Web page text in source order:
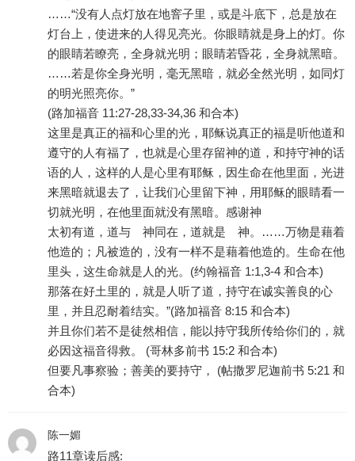
……“没有人点灯放在地窨子里，或是斗底下，总是放在
灯台上，使进来的人得见亮光。你眼睛就是身上的灯。你
的眼睛若瞭亮，全身就光明；眼睛若昏花，全身就黑暗。
……若是你全身光明，毫无黑暗，就必全然光明，如同灯
的明光照亮你。”
(路加福音 11:27-28,33-34,36 和合本)
这里是真正的福和心里的光，耶稣说真正的福是听他道和
遵守的人有福了，也就是心里存留神的道，和持守神的话
语的人，这样的人是心里有耶稣，因生命在他里面，光进
来黑暗就退去了，让我们心里留下神，用耶稣的眼睛看一
切就光明，在他里面就没有黑暗。感谢神
太初有道，道与 神同在，道就是 神。……万物是藉着
他造的；凡被造的，没有一样不是藉着他造的。生命在他
里头，这生命就是人的光。(约翰福音 1:1,3-4 和合本)
那落在好土里的，就是人听了道，持守在诚实善良的心
里，并且忍耐着结实。”(路加福音 8:15 和合本)
并且你们若不是徒然相信，能以持守我所传给你们的，就
必因这福音得救。 (哥林多前书 15:2 和合本)
但要凡事察验；善美的要持守， (帖撒罗尼迦前书 5:21 和
合本)
陈一媚
路11章读后感: